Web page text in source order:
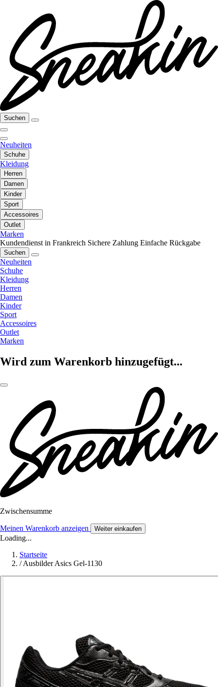
Suchen
Neuheiten
Schuhe
Kleidung
Herren
Damen
Kinder
Sport
Accessoires
Outlet
Marken
Kundendienst in Frankreich Sichere Zahlung Einfache Rückgabe
Suchen
Neuheiten
Schuhe
Kleidung
Herren
Damen
Kinder
Sport
Accessoires
Outlet
Marken
Wird zum Warenkorb hinzugefügt...
Zwischensumme
Meinen Warenkorb anzeigen Weiter einkaufen
Loading...
Startseite
/ Ausbilder Asics Gel-1130